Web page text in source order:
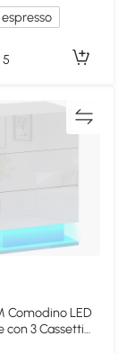
5
Comodino LED
con 3 Cassetti